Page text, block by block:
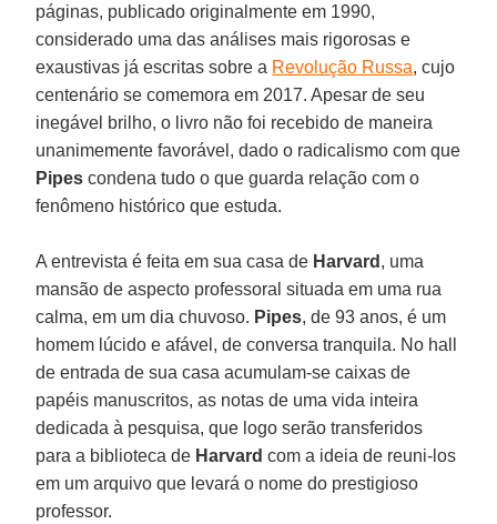
páginas, publicado originalmente em 1990,
considerado uma das análises mais rigorosas e
exaustivas já escritas sobre a Revolução Russa, cujo
centenário se comemora em 2017. Apesar de seu
inegável brilho, o livro não foi recebido de maneira
unanimemente favorável, dado o radicalismo com que
Pipes condena tudo o que guarda relação com o
fenômeno histórico que estuda.
A entrevista é feita em sua casa de Harvard , uma
mansão de aspecto professoral situada em uma rua
calma, em um dia chuvoso. Pipes, de 93 anos, é um
homem lúcido e afável, de conversa tranquila. No hall
de entrada de sua casa acumulam-se caixas de
papéis manuscritos, as notas de uma vida inteira
dedicada à pesquisa, que logo serão transferidos
para a biblioteca de Harvard com a ideia de reuni-los
em um arquivo que levará o nome do prestigioso
professor.